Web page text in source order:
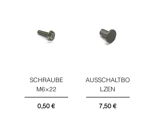
SCHRAUBE
M6×22
Preis
0,50 €
AUSSCHALTBO
LZEN
Preis
7,50 €